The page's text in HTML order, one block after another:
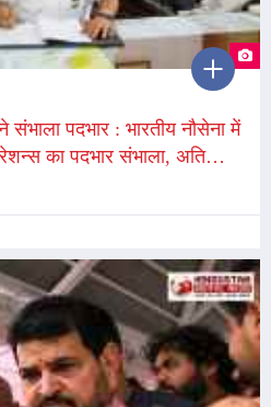
संभाला पदभार : भारतीय नौसेना में
का पदभार संभाला, अति